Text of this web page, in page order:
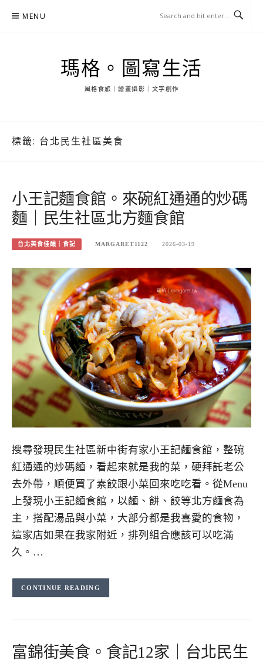
MENU
瑪格。圖寫生活
風格食旅｜繪畫攝影｜文字創作
標籤: 台北民生社區美食
小王記麵食館。來碗紅通通的炒碼
麵｜民生社區北方麵食館
台北美食佳釀｜食記 MARGARET1122 2026-03-19
搜尋發現民生社區新中街有家小王記麵食館，整碗
紅通通的炒碼麵，看起來就是我的菜，硬拜託老公
去外帶，順便買了素餃跟小菜回來吃吃看。從Menu
上發現小王記麵食館，以麵、餅、餃等北方麵食為
主，搭配湯品與小菜，大部分都是我喜愛的食物，
這家店如果在我家附近，排列組合應該可以吃滿
久。…
CONTINUE READING
富錦街美食。食記12家｜台北民生